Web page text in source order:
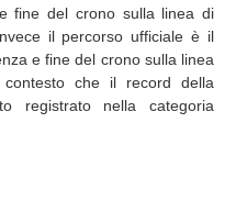
fine del crono sulla linea di
il percorso ufficiale è il
e fine del crono sulla linea
che il record della
registrato nella categoria